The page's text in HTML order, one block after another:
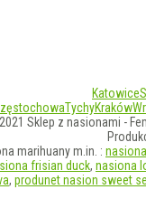
Katowice
TychyKraków
Sklep z nasionami -
marihuany m.in. :
frisian duck, nasiona
, produnet nasion sweet